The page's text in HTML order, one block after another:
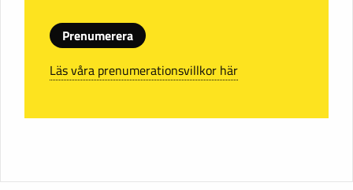
Prenumerera
Läs våra prenumerationsvillkor här